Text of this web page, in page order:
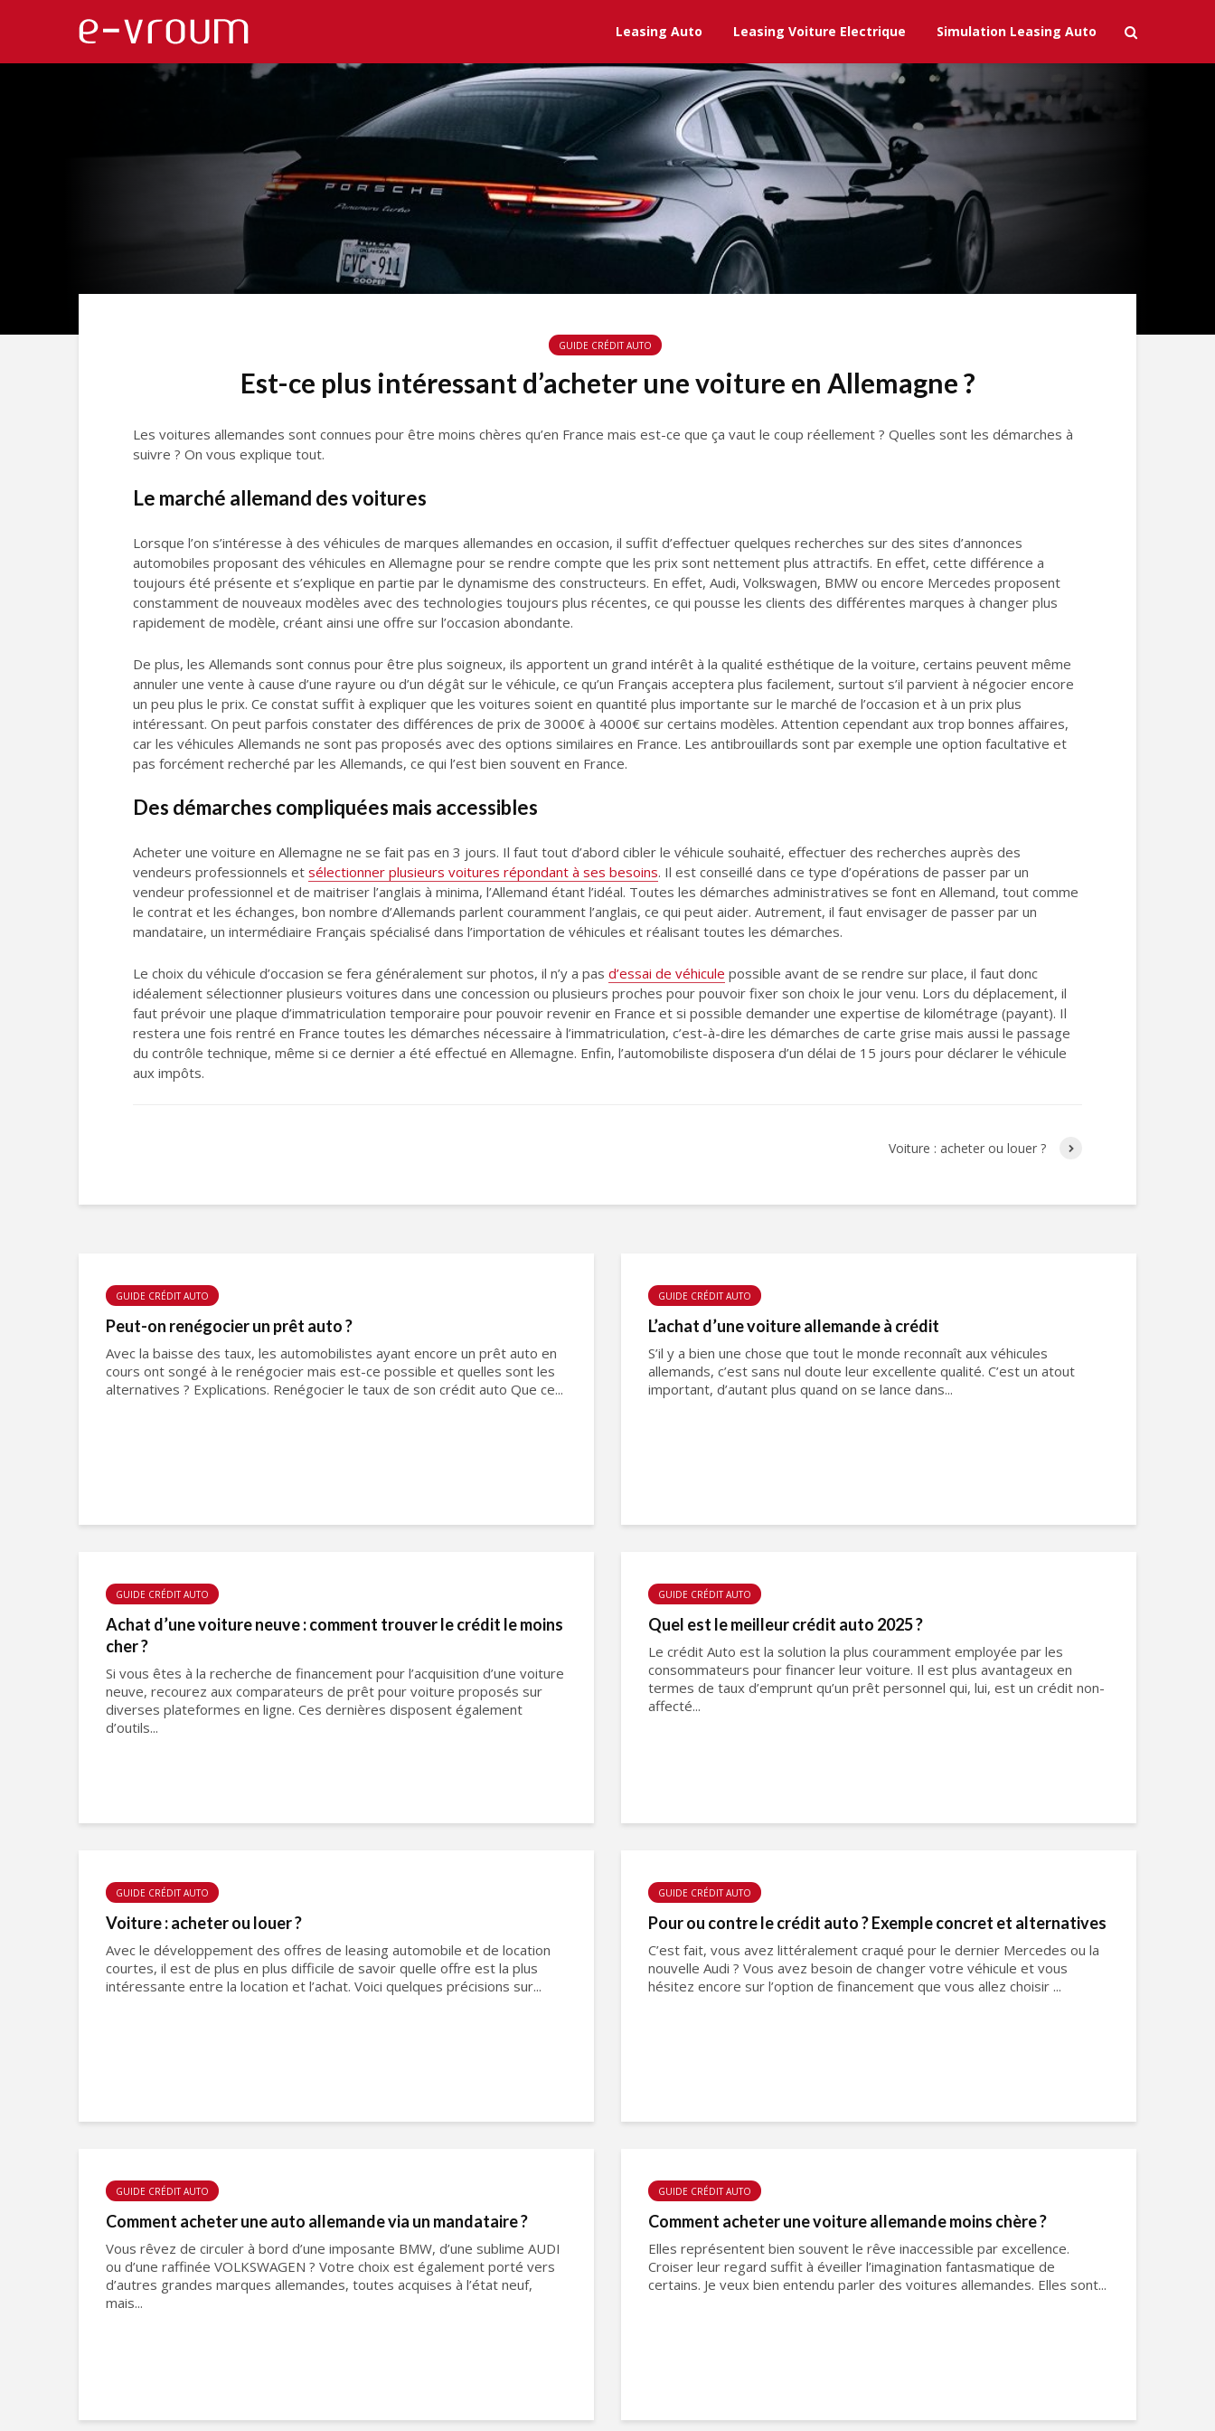
Leasing Auto Leasing Voiture Electrique Simulation Leasing Auto
GUIDE CRÉDIT AUTO
Est-ce plus intéressant d’acheter une voiture en Allemagne ?
Les voitures allemandes sont connues pour être moins chères qu’en France mais est-ce que ça vaut le coup réellement ? Quelles sont les démarches à
suivre ? On vous explique tout.
Le marché allemand des voitures
Lorsque l’on s’intéresse à des véhicules de marques allemandes en occasion, il suffit d’effectuer quelques recherches sur des sites d’annonces
automobiles proposant des véhicules en Allemagne pour se rendre compte que les prix sont nettement plus attractifs. En effet, cette différence a
toujours été présente et s’explique en partie par le dynamisme des constructeurs. En effet, Audi, Volkswagen, BMW ou encore Mercedes proposent
constamment de nouveaux modèles avec des technologies toujours plus récentes, ce qui pousse les clients des différentes marques à changer plus
rapidement de modèle, créant ainsi une offre sur l’occasion abondante.
De plus, les Allemands sont connus pour être plus soigneux, ils apportent un grand intérêt à la qualité esthétique de la voiture, certains peuvent même
annuler une vente à cause d’une rayure ou d’un dégât sur le véhicule, ce qu’un Français acceptera plus facilement, surtout s’il parvient à négocier encore
un peu plus le prix. Ce constat suffit à expliquer que les voitures soient en quantité plus importante sur le marché de l’occasion et à un prix plus
intéressant. On peut parfois constater des différences de prix de 3000€ à 4000€ sur certains modèles. Attention cependant aux trop bonnes affaires,
car les véhicules Allemands ne sont pas proposés avec des options similaires en France. Les antibrouillards sont par exemple une option facultative et
pas forcément recherché par les Allemands, ce qui l’est bien souvent en France.
Des démarches compliquées mais accessibles
Acheter une voiture en Allemagne ne se fait pas en 3 jours. Il faut tout d’abord cibler le véhicule souhaité, effectuer des recherches auprès des
vendeurs professionnels et sélectionner plusieurs voitures répondant à ses besoins. Il est conseillé dans ce type d’opérations de passer par un
vendeur professionnel et de maitriser l’anglais à minima, l’Allemand étant l’idéal. Toutes les démarches administratives se font en Allemand, tout comme
le contrat et les échanges, bon nombre d’Allemands parlent couramment l’anglais, ce qui peut aider. Autrement, il faut envisager de passer par un
mandataire, un intermédiaire Français spécialisé dans l’importation de véhicules et réalisant toutes les démarches.
Le choix du véhicule d’occasion se fera généralement sur photos, il n’y a pas d’essai de véhicule possible avant de se rendre sur place, il faut donc
idéalement sélectionner plusieurs voitures dans une concession ou plusieurs proches pour pouvoir fixer son choix le jour venu. Lors du déplacement, il
faut prévoir une plaque d’immatriculation temporaire pour pouvoir revenir en France et si possible demander une expertise de kilométrage (payant). Il
restera une fois rentré en France toutes les démarches nécessaire à l’immatriculation, c’est-à-dire les démarches de carte grise mais aussi le passage
du contrôle technique, même si ce dernier a été effectué en Allemagne. Enfin, l’automobiliste disposera d’un délai de 15 jours pour déclarer le véhicule
aux impôts.
Voiture : acheter ou louer ?
GUIDE CRÉDIT AUTO
Peut-on renégocier un prêt auto ?
Avec la baisse des taux, les automobilistes ayant encore un prêt auto en
cours ont songé à le renégocier mais est-ce possible et quelles sont les
alternatives ? Explications. Renégocier le taux de son crédit auto Que ce...
GUIDE CRÉDIT AUTO
L’achat d’une voiture allemande à crédit
S’il y a bien une chose que tout le monde reconnaît aux véhicules
allemands, c’est sans nul doute leur excellente qualité. C’est un atout
important, d’autant plus quand on se lance dans...
GUIDE CRÉDIT AUTO
Achat d’une voiture neuve : comment trouver le crédit le moins
cher ?
Si vous êtes à la recherche de financement pour l’acquisition d’une voiture
neuve, recourez aux comparateurs de prêt pour voiture proposés sur
diverses plateformes en ligne. Ces dernières disposent également
d’outils...
GUIDE CRÉDIT AUTO
Quel est le meilleur crédit auto 2025 ?
Le crédit Auto est la solution la plus couramment employée par les
consommateurs pour financer leur voiture. Il est plus avantageux en
termes de taux d’emprunt qu’un prêt personnel qui, lui, est un crédit non-
affecté...
GUIDE CRÉDIT AUTO
Voiture : acheter ou louer ?
Avec le développement des offres de leasing automobile et de location
courtes, il est de plus en plus difficile de savoir quelle offre est la plus
intéressante entre la location et l’achat. Voici quelques précisions sur...
GUIDE CRÉDIT AUTO
Pour ou contre le crédit auto ? Exemple concret et alternatives
C’est fait, vous avez littéralement craqué pour le dernier Mercedes ou la
nouvelle Audi ? Vous avez besoin de changer votre véhicule et vous
hésitez encore sur l’option de financement que vous allez choisir ...
GUIDE CRÉDIT AUTO
Comment acheter une auto allemande via un mandataire ?
Vous rêvez de circuler à bord d’une imposante BMW, d’une sublime AUDI
ou d’une raffinée VOLKSWAGEN ? Votre choix est également porté vers
d’autres grandes marques allemandes, toutes acquises à l’état neuf,
mais...
GUIDE CRÉDIT AUTO
Comment acheter une voiture allemande moins chère ?
Elles représentent bien souvent le rêve inaccessible par excellence.
Croiser leur regard suffit à éveiller l’imagination fantasmatique de
certains. Je veux bien entendu parler des voitures allemandes. Elles sont...